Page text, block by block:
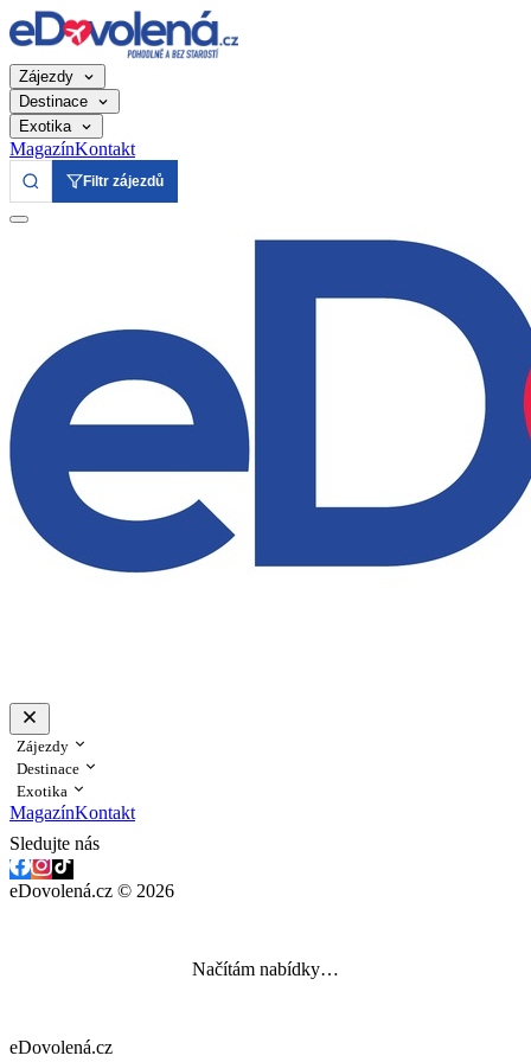
Zájezdy
Destinace
Exotika
MagazínKontakt
Filtr zájezdů
Zájezdy
Destinace
Exotika
MagazínKontakt
Sledujte nás
eDovolená.cz © 2026
Načítám nabídky…
eDovolená.cz